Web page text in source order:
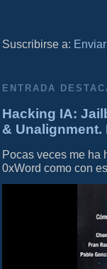
Suscribirse a:
ENTRADA
Hacking IA:
&
Pocas veces me ha
0xWord como con